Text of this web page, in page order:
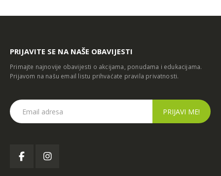
PRIJAVITE SE NA NAŠE OBAVIJESTI
Primajte najnovije obavijesti o akcijama, ponudama i edukacijama.
Prijavom na našu email listu prihvaćate pravila privatnosti.